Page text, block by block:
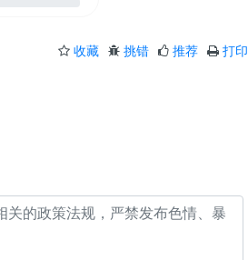
收藏 挑错 推荐 打印